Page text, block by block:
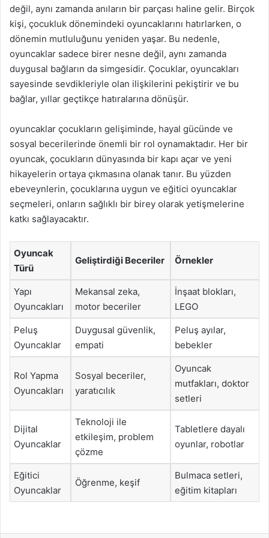
değil, aynı zamanda anıların bir parçası haline gelir. Birçok
kişi, çocukluk dönemindeki oyuncaklarını hatırlarken, o
dönemin mutluluğunu yeniden yaşar. Bu nedenle,
oyuncaklar sadece birer nesne değil, aynı zamanda
duygusal bağların da simgesidir. Çocuklar, oyuncakları
sayesinde sevdikleriyle olan ilişkilerini pekiştirir ve bu
bağlar, yıllar geçtikçe hatıralarına dönüşür.
oyuncaklar çocukların gelişiminde, hayal gücünde ve
sosyal becerilerinde önemli bir rol oynamaktadır. Her bir
oyuncak, çocukların dünyasında bir kapı açar ve yeni
hikayelerin ortaya çıkmasına olanak tanır. Bu yüzden
ebeveynlerin, çocuklarına uygun ve eğitici oyuncaklar
seçmeleri, onların sağlıklı bir birey olarak yetişmelerine
katkı sağlayacaktır.
Oyuncak
Türü
Geliştirdiği Beceriler Örnekler
Yapı
Oyuncakları
Mekansal zeka,
motor beceriler
İnşaat blokları,
LEGO
Peluş
Oyuncaklar
Duygusal güvenlik,
empati
Peluş ayılar,
bebekler
Rol Yapma
Oyuncakları
Sosyal beceriler,
yaratıcılık
Oyuncak
mutfakları, doktor
setleri
Dijital
Oyuncaklar
Teknoloji ile
etkileşim, problem
çözme
Tabletlere dayalı
oyunlar, robotlar
Eğitici
Oyuncaklar
Öğrenme, keşif
Bulmaca setleri,
eğitim kitapları